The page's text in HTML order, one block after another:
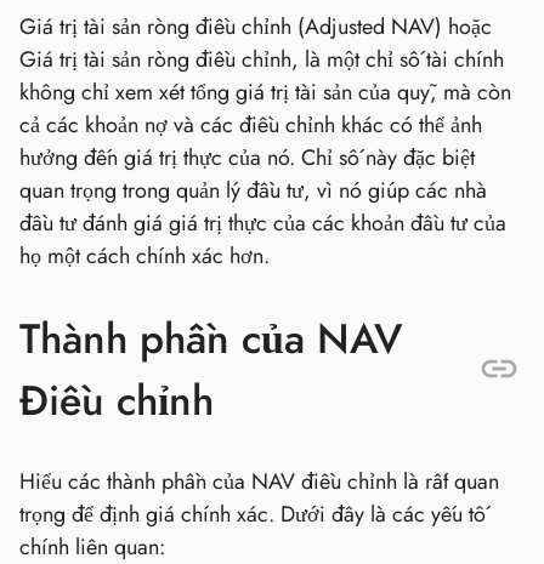
Giá trị tài sản ròng điều chỉnh (Adjusted NAV) hoặc
Giá trị tài sản ròng điều chỉnh, là một chỉ số tài chính
không chỉ xem xét tổng giá trị tài sản của quỹ, mà còn
cả các khoản nợ và các điều chỉnh khác có thể ảnh
hưởng đến giá trị thực của nó. Chỉ số này đặc biệt
quan trọng trong quản lý đầu tư, vì nó giúp các nhà
đầu tư đánh giá giá trị thực của các khoản đầu tư của
họ một cách chính xác hơn.
Thành phần của NAV
Điều chỉnh
Hiểu các thành phần của NAV điều chỉnh là rất quan
trọng để định giá chính xác. Dưới đây là các yếu tố
chính liên quan: